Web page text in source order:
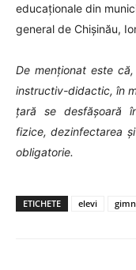
educaționale din
general de Chișinău,
De menționat este
instructiv-didactic, în
țară se desfășoară
fizice, dezinfectarea
obligatorie.
ETICHETE elevi